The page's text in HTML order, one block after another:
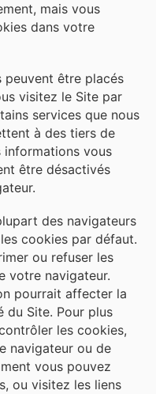
mais vous
dans votre
peuvent être placés
visitez le Site par
services que nous
à des tiers de
vous
être désactivés
des navigateurs
cookies par défaut.
ou refuser les
votre navigateur.
pourrait affecter la
Site. Pour plus
les cookies,
navigateur ou de
vous pouvez
ou visitez les liens